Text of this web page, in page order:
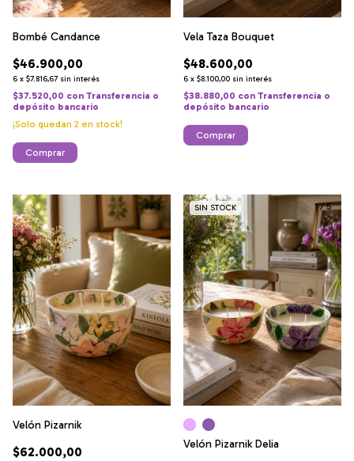
Bombé Candance
$46.900,00
6 x $7.816,67 sin interés
$37.520,00 con Transferencia o
depósito bancario
¡Solo quedan 2 en stock!
Comprar
Vela Taza Bouquet
$48.600,00
6 x $8.100,00 sin interés
$38.880,00 con Transferencia o
depósito bancario
Comprar
1/3
Velón Pizarnik
$62.000,00
1/5
SIN STOCK
Velón Pizarnik Delia